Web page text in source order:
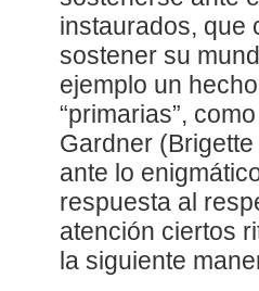
instaurados, que
sostener su
ejemplo un
“primarias”,
Gardner
ante lo
respuesta al
atención ciertos
la siguiente